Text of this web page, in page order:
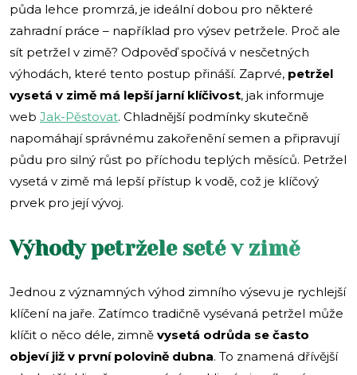
půda lehce promrzá, je ideální dobou pro některé
zahradní práce – například pro výsev petržele. Proč ale
sít petržel v zimě? Odpověď spočívá v nesčetných
výhodách, které tento postup přináší. Zaprvé, petržel
vysetá v zimě má lepší jarní klíčivost, jak informuje
web Jak-Pěstovat. Chladnější podmínky skutečně
napomáhají správnému zakořenění semen a připravují
půdu pro silný růst po příchodu teplých měsíců. Petržel
vysetá v zimě má lepší přístup k vodě, což je klíčový
prvek pro její vývoj.
Výhody petržele seté v zimě
Jednou z významných výhod zimního výsevu je rychlejší
klíčení na jaře. Zatímco tradičně vysévaná petržel může
klíčit o něco déle, zimně vysetá odrůda se často
objeví již v první polovině dubna. To znamená dřívější